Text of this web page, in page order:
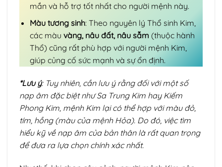
mắn và hỗ trợ tốt nhất cho người mệnh này.
Màu tương sinh: Theo nguyên lý Thổ sinh Kim,
các màu vàng, nâu đất, nâu sẫm (thuộc hành
Thổ) cũng rất phù hợp với người mệnh Kim,
giúp củng cố sức mạnh và sự ổn định.
*Lưu ý: Tuy nhiên, cần lưu ý rằng đối với một số
nạp âm đặc biệt như Sa Trung Kim hay Kiếm
Phong Kim, mệnh Kim lại có thể hợp với màu đỏ,
tím, hồng (màu của mệnh Hỏa). Do đó, việc tìm
hiểu kỹ về nạp âm của bản thân là rất quan trọng
để đưa ra lựa chọn chính xác nhất.